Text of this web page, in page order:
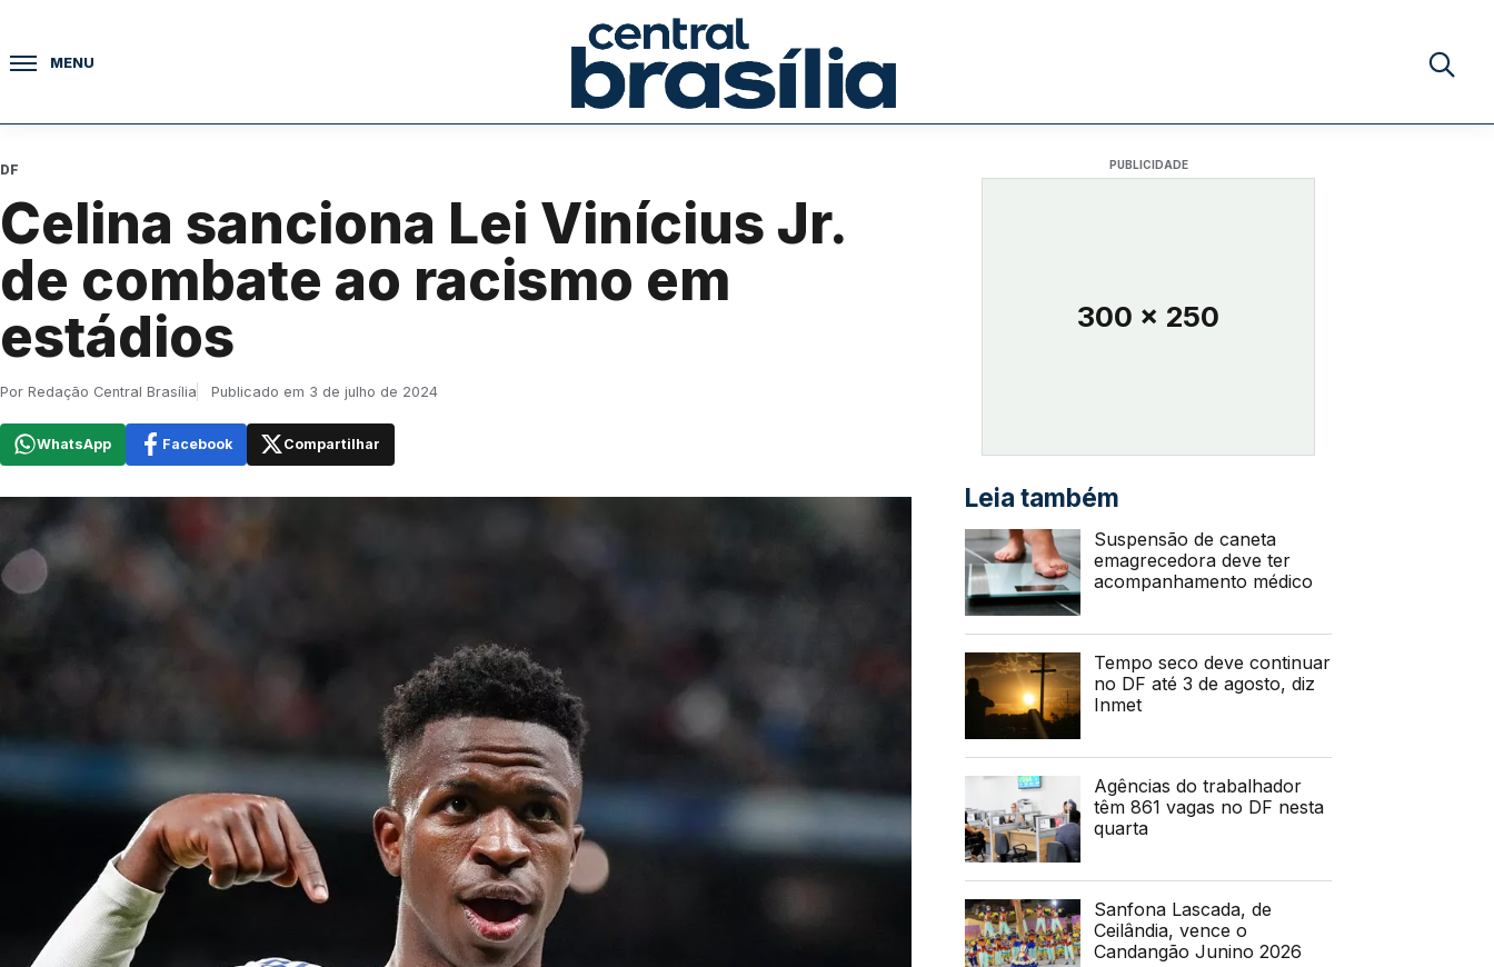
MENU
Buscar
DF
Celina sanciona Lei Vinícius Jr.
de combate ao racismo em
estádios
Por Redação Central Brasília Publicado em 3 de julho de 2024
WhatsApp Facebook Compartilhar
PUBLICIDADE
300 x 250
Leia também
Suspensão de caneta
emagrecedora deve ter
acompanhamento médico
Tempo seco deve continuar
no DF até 3 de agosto, diz
Inmet
Agências do trabalhador
têm 861 vagas no DF nesta
quarta
Sanfona Lascada, de
Ceilândia, vence o
Candangão Junino 2026